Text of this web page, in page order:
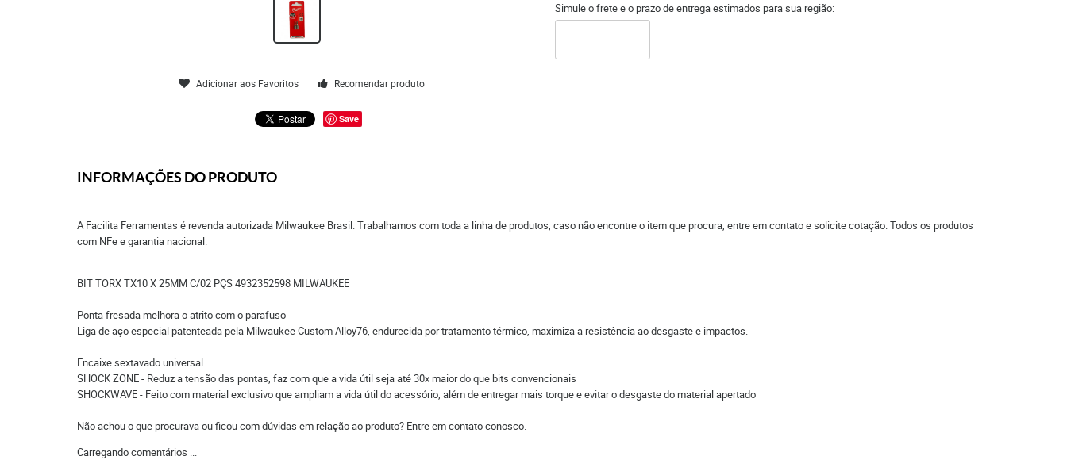
Adicionar aos Favoritos Recomendar produto
Save
Simule o frete e o prazo de entrega estimados para sua região:
INFORMAÇÕES DO PRODUTO
A Facilita Ferramentas é revenda autorizada Milwaukee Brasil. Trabalhamos com toda a linha de produtos, caso não encontre o item que procura, entre em contato e solicite cotação. Todos os produtos
com NFe e garantia nacional.
BIT TORX TX10 X 25MM C/02 PÇS 4932352598 MILWAUKEE
Ponta fresada melhora o atrito com o parafuso
Liga de aço especial patenteada pela Milwaukee Custom Alloy76, endurecida por tratamento térmico, maximiza a resistência ao desgaste e impactos.
Encaixe sextavado universal
SHOCK ZONE - Reduz a tensão das pontas, faz com que a vida útil seja até 30x maior do que bits convencionais
SHOCKWAVE - Feito com material exclusivo que ampliam a vida útil do acessório, além de entregar mais torque e evitar o desgaste do material apertado
Não achou o que procurava ou ficou com dúvidas em relação ao produto? Entre em contato conosco.
Carregando comentários ...